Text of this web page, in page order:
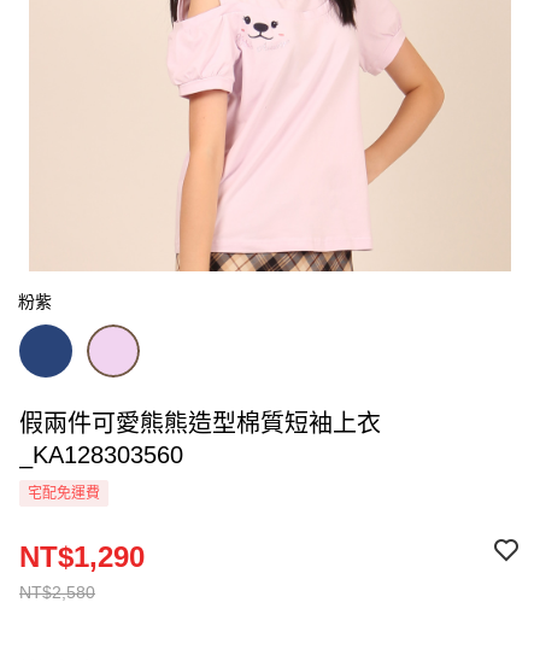
粉紫
假兩件可愛熊熊造型棉質短袖上衣
_KA128303560
宅配免運費
NT$2,580
NT$1,290